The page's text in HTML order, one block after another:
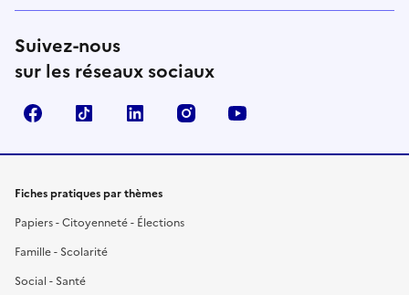
Suivez-nous
sur les réseaux sociaux
FacebookTikTok LinkedIn Instagram
Fiches pratiques par thèmes
Papiers - Citoyenneté - Élections
Famille - Scolarité
Social - Santé